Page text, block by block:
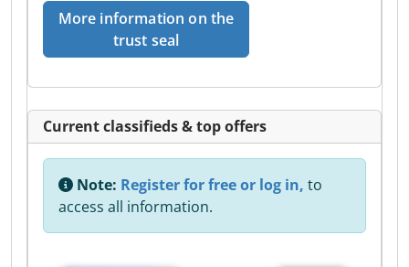
More information on the
trust seal
Current classifieds & top offers
Note: Register for free or log in, to
access all information.